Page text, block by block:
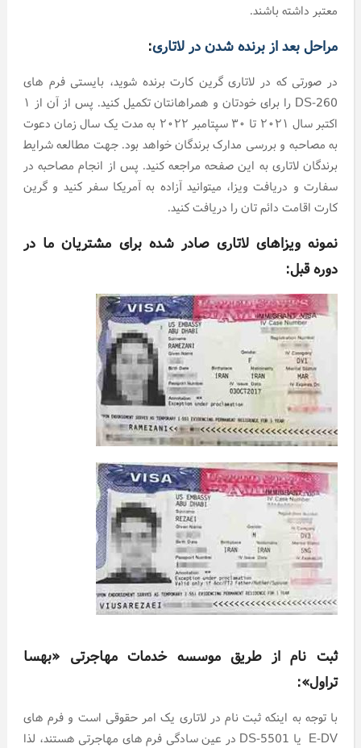
معتبر داشته باشند.
مراحل بعد از برنده شدن در لاتاری:
در صورتی که در لاتاری گرین کارت برنده شوید، بایستی فرم های
DS-260 را برای خودتان و همراهانتان تکمیل کنید. پس از آن از ۱
اکتبر سال ۲۰۲۱ تا ۳۰ سپتامبر ۲۰۲۲ به مدت یک سال زمان دعوت
به مصاحبه و بررسی مدارک برندگان خواهد بود. جهت مطالعه شرایط
برندگان لاتاری به این صفحه مراجعه کنید. پس از انجام مصاحبه در
سفارت و دریافت ویزا، میتوانید آزاده به آمریکا سفر کنید و گرین
کارت اقامت دائم تان را دریافت کنید.
نمونه ویزاهای لاتاری صادر شده برای مشتریان ما در
دوره قبل:
ثبت نام از طریق موسسه خدمات مهاجرتی «بهسا
تراول»:
با توجه به اینکه ثبت نام در لاتاری یک امر حقوقی است و فرم های
E-DV یا DS-5501 در عین سادگی فرم های مهاجرتی هستند، لذا